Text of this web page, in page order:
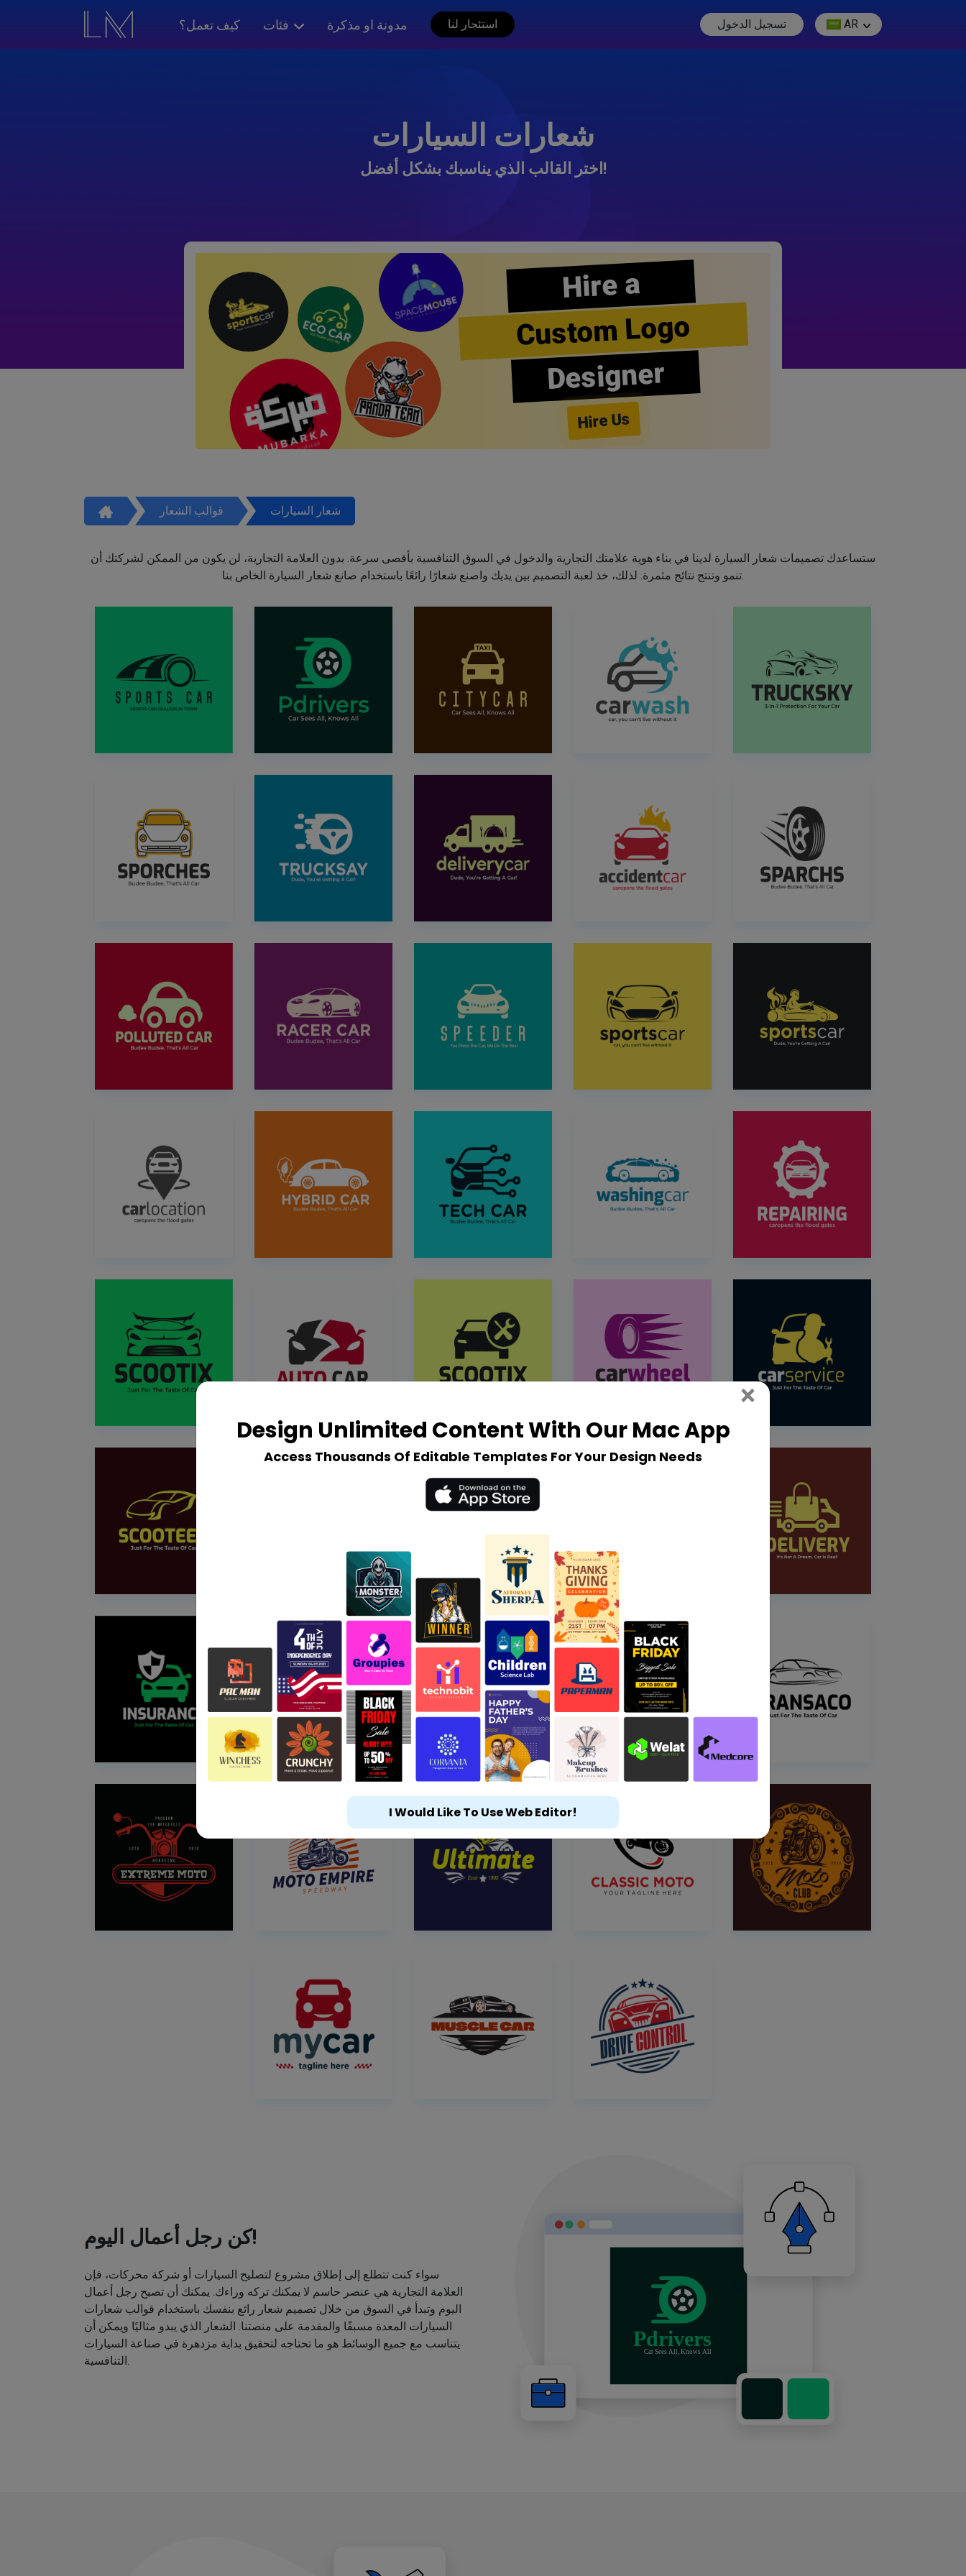
كيف تعمل؟ فئات مدونة او مذكرة استئجار لنا تسجيل الدخول AR
شعارات السيارات
اختر القالب الذي يناسبك بشكل أفضل!
Hire a
Custom Logo
Designer
Hire Us
قوالب الشعار شعار السيارات
ستساعدك تصميمات شعار السيارة لدينا في بناء هوية علامتك التجارية والدخول في السوق التنافسية بأقصى سرعة. بدون العلامة التجارية، لن يكون من الممكن لشركتك أن
تنمو وتنتج نتائج مثمرة. لذلك، خذ لعبة التصميم بين يديك واصنع شعارًا رائعًا باستخدام صانع شعار السيارة الخاص بنا.
كن رجل أعمال اليوم!
سواء كنت تتطلع إلى إطلاق مشروع لتصليح السيارات أو شركة محركات، فإن
العلامة التجارية هي عنصر حاسم لا يمكنك تركه وراءك. يمكنك أن تصبح رجل أعمال
اليوم وتبدأ في السوق من خلال تصميم شعار رائع بنفسك باستخدام قوالب شعارات
السيارات المعدة مسبقًا والمقدمة على منصتنا. الشعار الذي يبدو مثاليًا ويمكن أن
يتناسب مع جميع الوسائط هو ما تحتاجه لتحقيق بداية مزدهرة في صناعة السيارات
التنافسية.
Design Unlimited Content With Our Mac App
Access Thousands Of Editable Templates For Your Design Needs
× Close
I Would Like To Use Web Editor!